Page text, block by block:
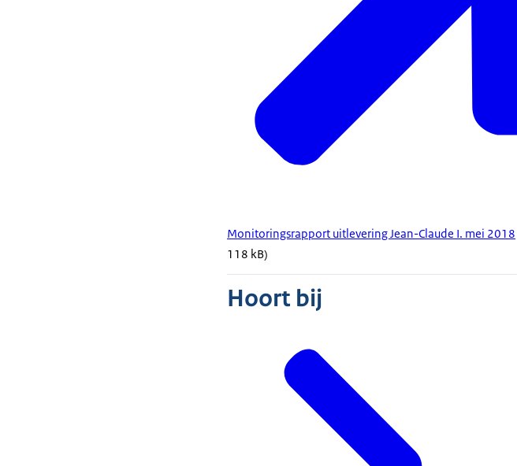
Monitoringsrapport uitlevering Jean-Claude I. mei 2018
118 kB)
Hoort bij